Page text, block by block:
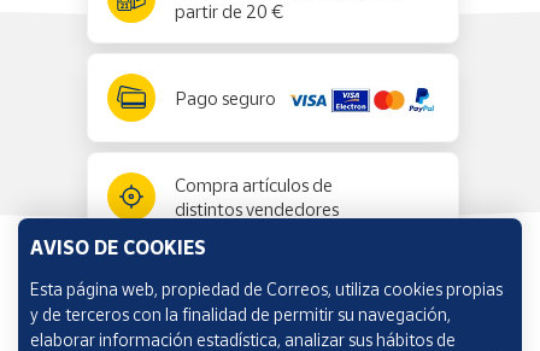
partir de 20 €
Pago seguro
Compra artículos de
distintos vendedores
Información y ayuda
AVISO DE COOKIES
Esta página web, propiedad de Correos, utiliza cookies propias
y de terceros con la finalidad de permitir su navegación,
elaborar información estadística, analizar sus hábitos de